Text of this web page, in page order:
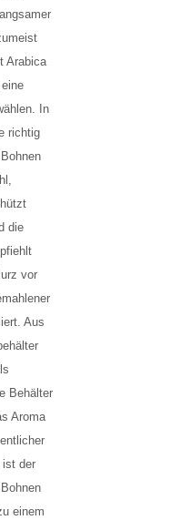
Arabica
In
richtig
die
vor
Aus
Behälter
Aroma
ist der
einem